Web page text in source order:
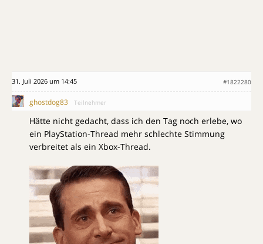
31. Juli 2026 um 14:45 #1822280
ghostdog83 Teilnehmer
Hätte nicht gedacht, dass ich den Tag noch erlebe, wo
ein PlayStation-Thread mehr schlechte Stimmung
verbreitet als ein Xbox-Thread.